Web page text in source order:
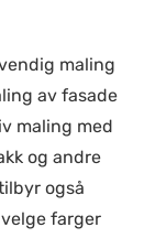
maling
av fasade
maling med
og andre
også
farger